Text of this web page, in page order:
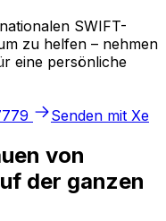
SWIFT-
zu helfen – nehmen
eine persönliche
Senden mit Xe
von
der ganzen